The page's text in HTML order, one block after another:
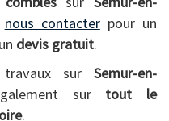
nous contacterpour un
devis gratuit.
sur Semur-en-
sur tout le
.